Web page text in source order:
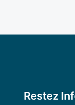
Restez